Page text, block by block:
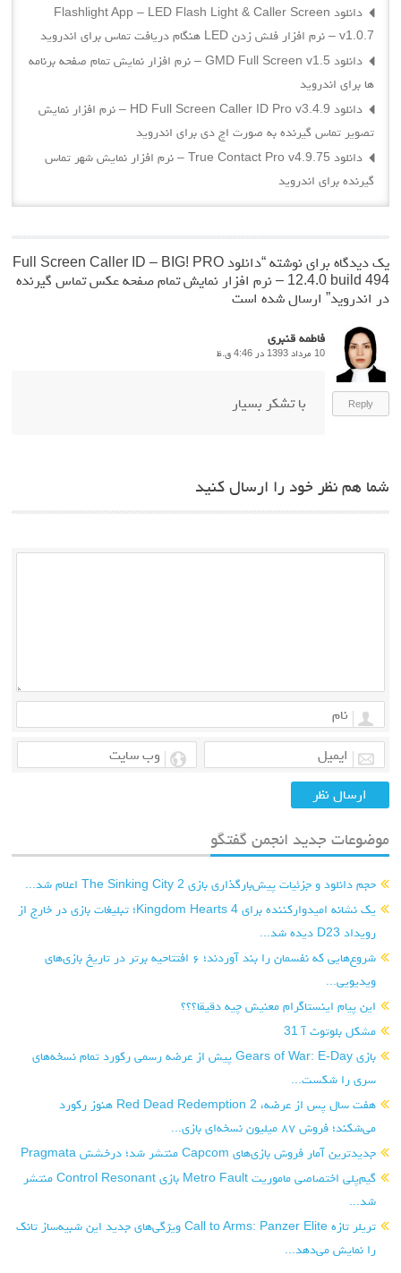
دانلود Flashlight App – LED Flash Light & Caller Screen
v1.0.7 – نرم افزار فلش زدن LED هنگام دریافت تماس برای اندروید
دانلود GMD Full Screen v1.5 – نرم افزار نمایش تمام صفحه برنامه
ها برای اندروید
دانلود HD Full Screen Caller ID Pro v3.4.9 – نرم افزار نمایش
تصویر تماس گیرنده به صورت اچ دی برای اندروید
دانلود True Contact Pro v4.9.75 – نرم افزار نمایش شهر تماس
گیرنده برای اندروید
یک دیدگاه برای نوشته “
دانلود Full Screen Caller ID – BIG! PRO
12.4.0 build 494 – نرم افزار نمایش تمام صفحه عکس تماس گیرنده
در اندروید” ارسال شده است
فاطمه قنبری
10 مرداد 1393 در 4:46 ق.ظ
Reply با تشکر بسیار
شما هم نظر خود را ارسال کنید
موضوعات جدید انجمن گفتگو
حجم دانلود و جزئیات پیش‌بارگذاری بازی The Sinking City 2 اعلام شد...
یک نشانه امیدوارکننده برای Kingdom Hearts 4؛ تبلیغات بازی در خارج از
رویداد D23 دیده شد...
شروع‌هایی که نفسمان را بند آوردند؛ ۶ افتتاحیه برتر در تاریخ بازی‌های
ویدیویی...
این پیام اینستاگرام معنیش چیه دقیقا؟؟؟
مشکل بلوتوث آ 31
بازی Gears of War: E-Day پیش از عرضه رسمی رکورد تمام نسخه‌های
سری را شکست...
هفت سال پس از عرضه، Red Dead Redemption 2 هنوز رکورد
می‌شکند؛ فروش ۸۷ میلیون نسخه‌ای بازی...
جدیدترین آمار فروش بازی‌های Capcom منتشر شد؛ درخشش Pragmata
گیم‌پلی اختصاصی ماموریت Metro Fault بازی Control Resonant منتشر
شد...
تریلر تازه Call to Arms: Panzer Elite ویژگی‌های جدید این شبیه‌ساز تانک
را نمایش می‌دهد...